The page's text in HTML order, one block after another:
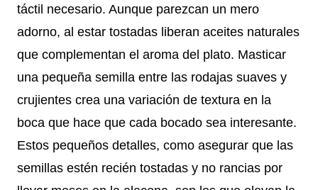
táctil necesario. Aunque parezcan un mero
adorno, al estar tostadas liberan aceites naturales
que complementan el aroma del plato. Masticar
una pequeña semilla entre las rodajas suaves y
crujientes crea una variación de textura en la
boca que hace que cada bocado sea interesante.
Estos pequeños detalles, como asegurar que las
semillas estén recién tostadas y no rancias por